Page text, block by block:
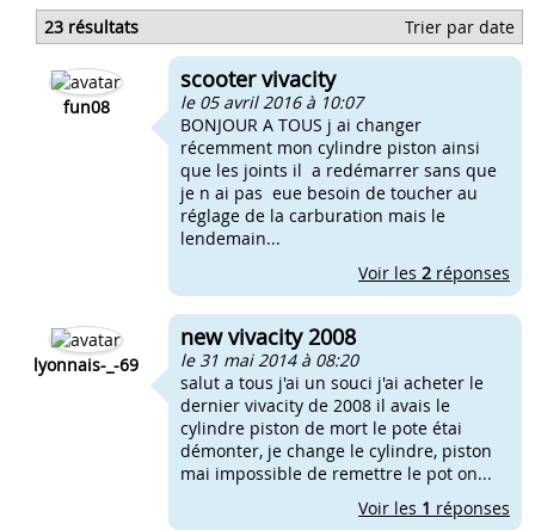
Prix changement piston 50cc
Quand changer piston 50
Changer piston 85
Les outils pour changer un piston
23 résultats Trier par date
fun08
scooter vivacity
le 05 avril 2016 à 10:07
BONJOUR A TOUS j ai changer
récemment mon cylindre piston ainsi
que les joints il a redémarrer sans que
je n ai pas eue besoin de toucher au
réglage de la carburation mais le
lendemain...
Voir les 2 réponses
lyonnais-_-69
new vivacity 2008
le 31 mai 2014 à 08:20
salut a tous j'ai un souci j'ai acheter le
dernier vivacity de 2008 il avais le
cylindre piston de mort le pote étai
démonter, je change le cylindre, piston
mai impossible de remettre le pot on...
Voir les 1 réponses